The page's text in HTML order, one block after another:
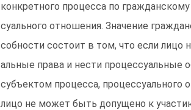
конкретного процесса по
суального отношения. Значение
собности состоит в том, что если лицо
альные права и нести процессуальные
субъектом процесса, процессуального
лицо не может быть допущено к